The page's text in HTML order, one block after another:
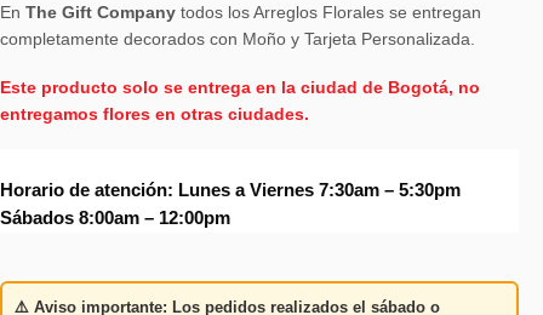
En The Gift Company todos los Arreglos Florales se entregan
completamente decorados con Moño y Tarjeta Personalizada.
Este producto solo se entrega en la ciudad de Bogotá, no
entregamos flores en otras ciudades.
Horario de atención: Lunes a Viernes 7:30am – 5:30pm
Sábados 8:00am – 12:00pm
⚠️ Aviso importante: Los pedidos realizados el sábado o